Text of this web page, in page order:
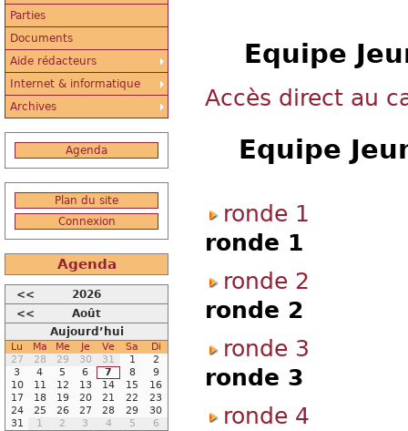
Equipe
Accès direct au
Equipe
ronde 1
ronde 1
ronde 2
ronde 2
ronde 3
ronde 3
ronde 4
Parties
Documents
Aide rédacteurs
Internet & informatique
Archives
Agenda
Plan du site
Connexion
Agenda
<<
2026
<<
Août
Aujourd’hui
Lu Ma Me Je Ve Sa
Di
27
28 29 30 31 1
2
3
4 5 6 7 8
9
10
11 12 13 14 15
16
17
18 19 20 21 22
23
24
25 26 27 28 29
30
31
1 2 3 4 5 6